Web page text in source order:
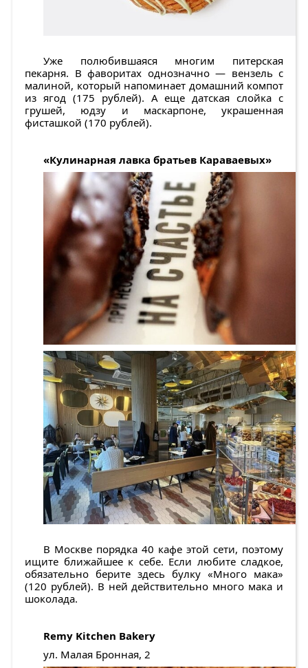
Уже полюбившаяся многим питерская
пекарня. В фаворитах однозначно — вензель с
малиной, который напоминает домашний компот
из ягод (175 рублей). А еще датская слойка с
грушей, юдзу и маскарпоне, украшенная
фисташкой (170 рублей).
«Кулинарная лавка братьев Караваевых»
В Москве порядка 40 кафе этой сети, поэтому
ищите ближайшее к себе. Если любите сладкое,
обязательно берите здесь булку «Много мака»
(120 рублей). В ней действительно много мака и
шоколада.
Remy Kitchen Bakery
ул. Малая Бронная, 2